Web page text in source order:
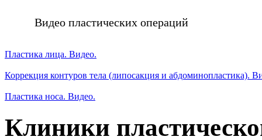
Видео пластических операций
Пластика лица. Видео.
Коррекция контуров тела (липосакция и абдоминопластика).
Пластика носа. Видео.
Клиники